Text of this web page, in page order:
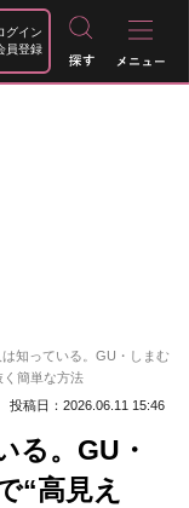
グイン
員登録
知っている。GU・しまむ
く簡単な方法
投稿日：2026.06.11 15:46
る。GU・
“高見え